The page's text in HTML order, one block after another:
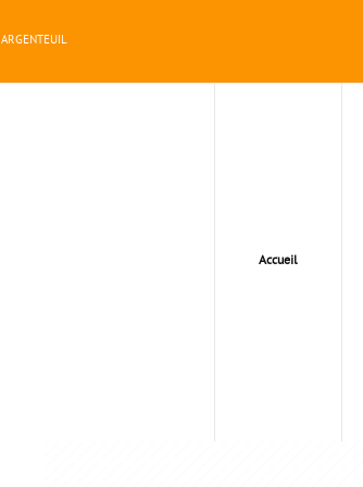
ARGENTEUIL
Accueil